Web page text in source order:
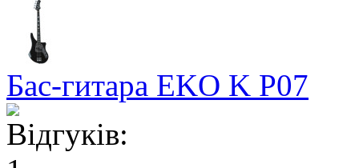
Бас-гитара EKO K P07